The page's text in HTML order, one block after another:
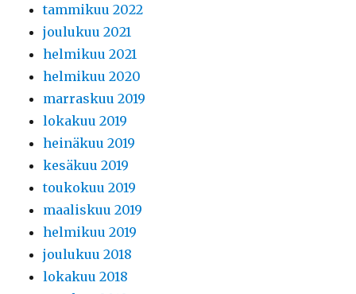
tammikuu 2022
joulukuu 2021
helmikuu 2021
helmikuu 2020
marraskuu 2019
lokakuu 2019
heinäkuu 2019
kesäkuu 2019
toukokuu 2019
maaliskuu 2019
helmikuu 2019
joulukuu 2018
lokakuu 2018